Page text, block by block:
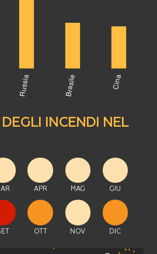
INCENDI NEL
APR MAG GIU
OTT NOV DIC